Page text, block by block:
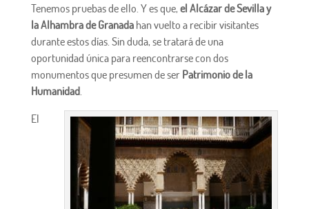
Tenemos pruebas de ello. Y es que, el Alcázar de Sevilla y
la Alhambra de Granadahan vuelto a recibir visitantes
durante estos días. Sin duda, se tratará de una
oportunidad única para reencontrarse con dos
monumentos que presumen de ser Patrimonio de la
Humanidad.
El